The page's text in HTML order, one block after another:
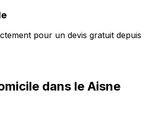
pour un devis gratuit depuis
dans le Aisne